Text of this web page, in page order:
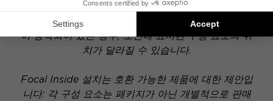
이 설치 도면은 기본 오디오 시스템이 장착된 차량을
기준으로 제작되었습니다. 차량에 특정 하이파이 옵션
이 장착되어 있는 경우, 도면에 표시된 구성 요소의 위
치가 달라질 수 있습니다.
Focal Inside 설치는 호환 가능한 제품에 대한 제안입
니다: 각 구성 요소는 패키지가 아닌 개별적으로 판매